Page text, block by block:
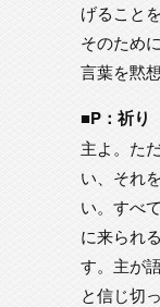
げること
そのため
言葉を黙
■P：祈り
主よ。た
い、それ
い。すべ
に来られ
す。主が
と信じ切